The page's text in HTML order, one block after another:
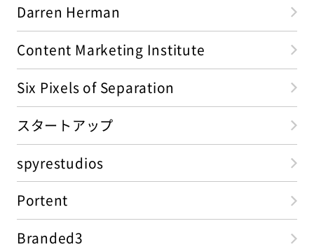
Darren Herman
Content Marketing Institute
Six Pixels of Separation
スタートアップ
spyrestudios
Portent
Branded3